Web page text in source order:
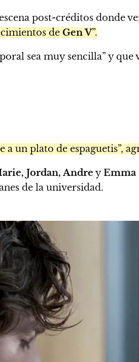
post-créditos donde
de Gen V”.
sea muy sencilla” y que
a un plato de espaguetis”,
Jordan, Andre yEmma
de la universidad.